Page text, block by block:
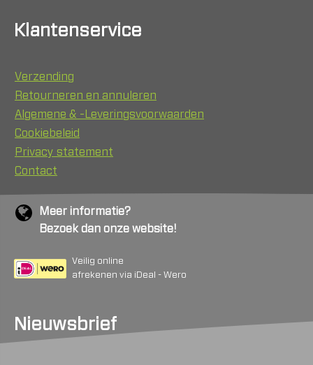
Klantenservice
Verzending
Retourneren en annuleren
Algemene & -Leveringsvoorwaarden
Cookiebeleid
Privacy statement
Contact
Meer informatie?
Bezoek dan onze website!
Veilig online
afrekenen via iDeal - Wero
Nieuwsbrief